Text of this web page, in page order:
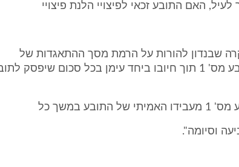
האם התובע זכאי לפיצויי הלנת פיצויי
שבנדון להורות על הרמת מסך ההתאגדות של
הנתבעות מס' 2 ו- 3 כלפי הנתבע מס' 1 תוך חיובו ביחד עימן בכל סכום שיפסק
במשך כל
וסיומה".